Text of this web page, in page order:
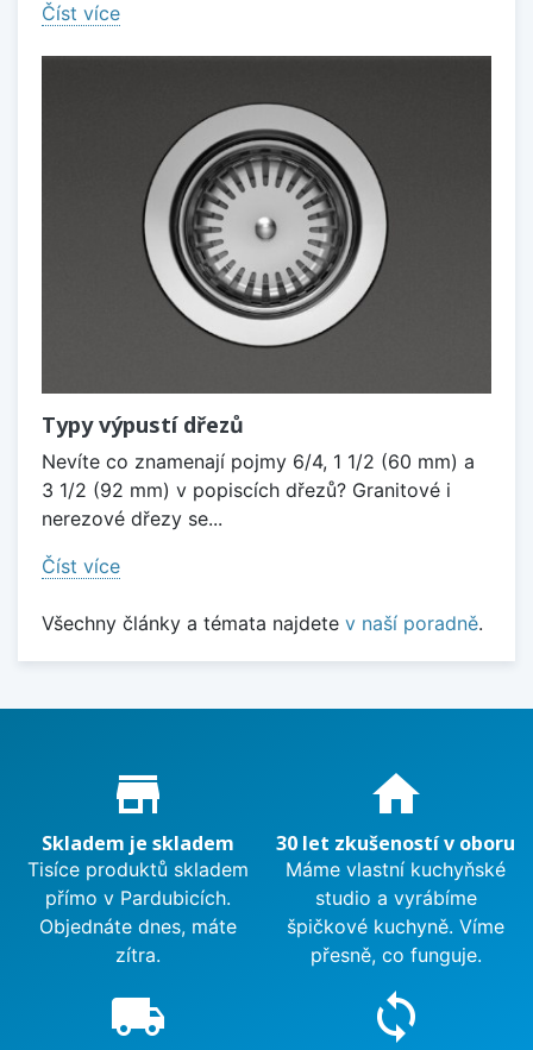
Číst více
Typy výpustí dřezů
Nevíte co znamenají pojmy 6/4, 1 1/2 (60 mm) a
3 1/2 (92 mm) v popiscích dřezů? Granitové i
nerezové dřezy se...
Číst více
Všechny články a témata najdete v naší poradně.
Proč nakupovat u nás?
store_mall_directory
Skladem je skladem
Tisíce produktů skladem
přímo v Pardubicích.
Objednáte dnes, máte
zítra.
home
30 let zkušeností v oboru
Máme vlastní kuchyňské
studio a vyrábíme
špičkové kuchyně. Víme
přesně, co funguje.
local_shipping sync